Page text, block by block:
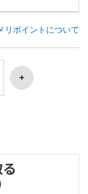
リポイントについて